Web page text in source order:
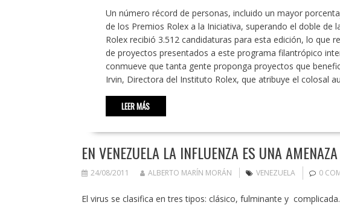
Un número récord de personas, incluido un mayor
de los Premios Rolex a la Iniciativa, superando el doble de
Rolex recibió 3.512 candidaturas para esta edición, lo que
de proyectos presentados a este programa filantrópico
conmueve que tanta gente proponga proyectos que
Irvin, Directora del Instituto Rolex, que atribuye el colosal
LEER MÁS
EN VENEZUELA LA INFLUENZA ES UNA
24/08/2011 ALBERTO MARÍN MORÁN VENEZUELA 0
El virus se clasifica en tres tipos: clásico, fulminante y